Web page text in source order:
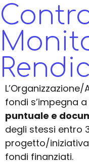
fondi s’impegna
puntuale e
degli stessi entro
progetto/iniziativa
fondi finanziati.